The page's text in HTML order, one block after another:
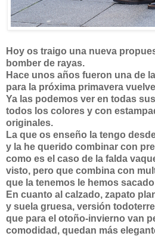
Hoy os traigo una nueva
bomber de rayas.
Hace unos años fueron una de
para la próxima primavera
Ya las podemos ver en todas
todos los colores y con
originales.
La que os enseño la tengo
y la he querido combinar con
como es el caso de la falda
visto, pero que combina con
que la tenemos le hemos
En cuanto al calzado, zapato
y suela gruesa, versión
que para el otoño-invierno van
comodidad, quedan más